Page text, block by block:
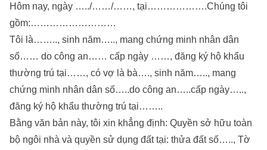
Hôm nay, ngày …../……/……, tại……………….Chúng tôi
gồm:………………………
Tôi là…….., sinh năm….., mang chứng minh nhân dân
số…… do công an…… cấp ngày ……, đăng ký hộ khẩu
thường trú tại……, có vợ là bà…., sinh năm….., mang
chứng minh nhân dân số…..do công an…..cấp ngày…..,
đăng ký hộ khẩu thường trú tại……..
Bằng văn bản này, tôi xin khẳng định: Quyền sở hữu toàn
bộ ngôi nhà và quyền sử dụng đất tại: thửa đất số….., Tờ